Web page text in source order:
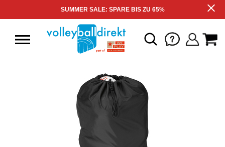
SUMMER SALE: SPARE BIS ZU 65%